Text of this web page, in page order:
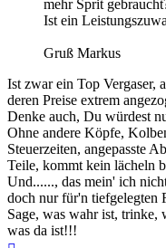
mehr Sprit
Ist ein
Gruß Markus
Ist zwar ein Top Vergaser,
deren Preise extrem
Denke auch, Du würdest
Ohne andere Köpfe,
Steuerzeiten, angepasste
Teile, kommt kein lächeln
Und......, das mein' ich
doch nur für'n tiefgelegten
Sage, was wahr ist, trinke,
was da ist!!!